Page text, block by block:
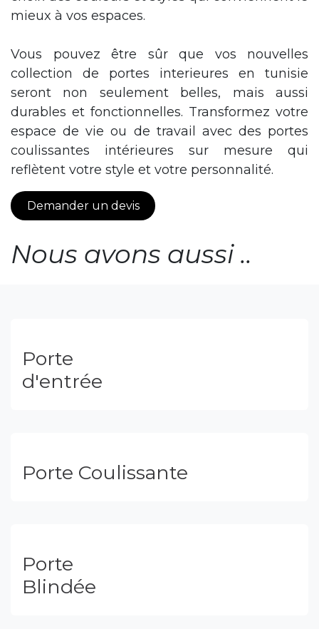
téléchargez notre catalogue de tunisie porte.
nécessaires pour faire le choix parfait pour
votre maison ou votre entreprise.
Explorez notre catalogue complet pour
découvrir la richesse de notre offre.
Téléchargez facilement le catalogue pour voir
toutes les options disponibles et inspirez-vous
de construction.
Contactez-nous dès aujourd'hui pour obtenir
un devis personnalisé pour vos nouvelles
portes coulissante intérieur tunisie prix. Notre
Vous pouvez être sûr que vos nouvelles
espace de vie ou de travail avec des portes
coulissantes intérieures sur mesure qui